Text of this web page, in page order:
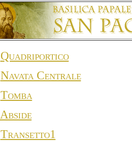
Quadriportico
Navata Centrale
Tomba
Abside
Transetto1